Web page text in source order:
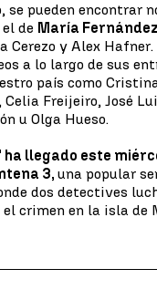
se pueden encontrar
de María Fernández
Cerezo y Alex Hafner.
a lo largo de sus
país como
Celia Freijeiro, José
u Olga Hueso.
llegado este
3, una popular
dos detectives
crimen en la isla de